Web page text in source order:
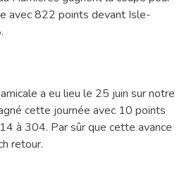
avec 822 points devant Isle-
a eu lieu le 25 juin sur notre
cette journée avec 10 points
à 304. Par sûr que cette avance
retour.